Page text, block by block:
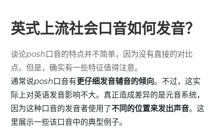
英式上流社会口音如何发音？
谈论posh 口音的特点并不简单，因为没有直接的对比
点。但是，确实有一些特征值得注意。
通常说posh 口音有更仔细发音辅音的倾向。不过，这实
际上对英语发音影响不大。真正造成差异的是元音系统，
因为这种口音的发音者使用了不同的位置来发出声音。这
里展示一些该口音中的典型例子。